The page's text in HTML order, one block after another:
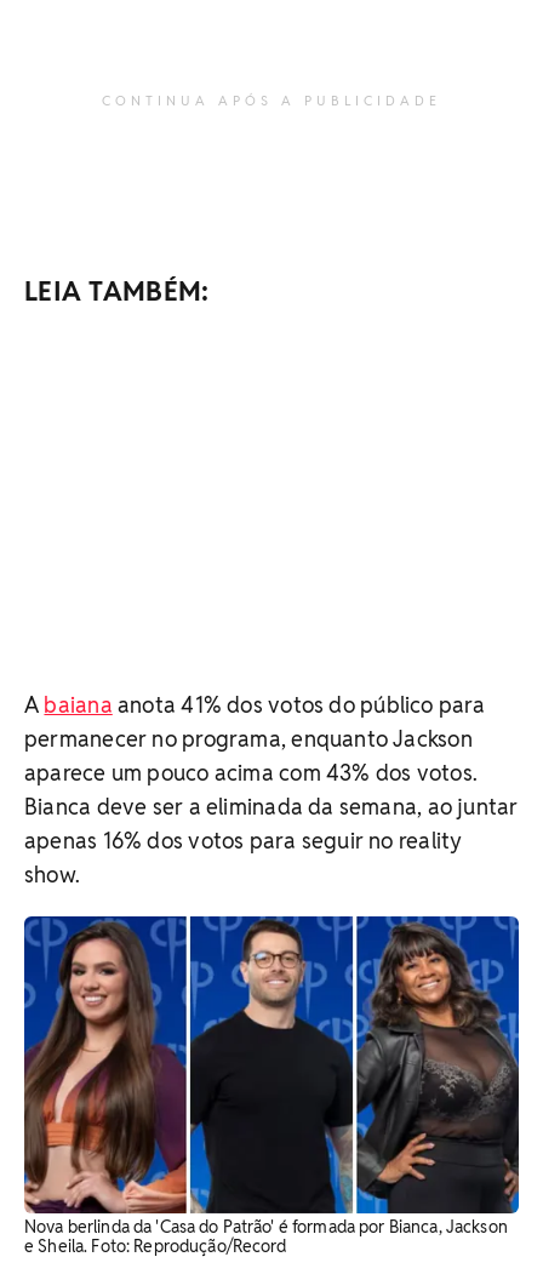
CONTINUA APÓS A PUBLICIDADE
LEIA TAMBÉM:
A baiana anota 41% dos votos do público para
permanecer no programa, enquanto Jackson
aparece um pouco acima com 43% dos votos.
Bianca deve ser a eliminada da semana, ao juntar
apenas 16% dos votos para seguir no reality
show.
Nova berlinda da 'Casa do Patrão' é formada por Bianca, Jackson
e Sheila. Foto: Reprodução/Record